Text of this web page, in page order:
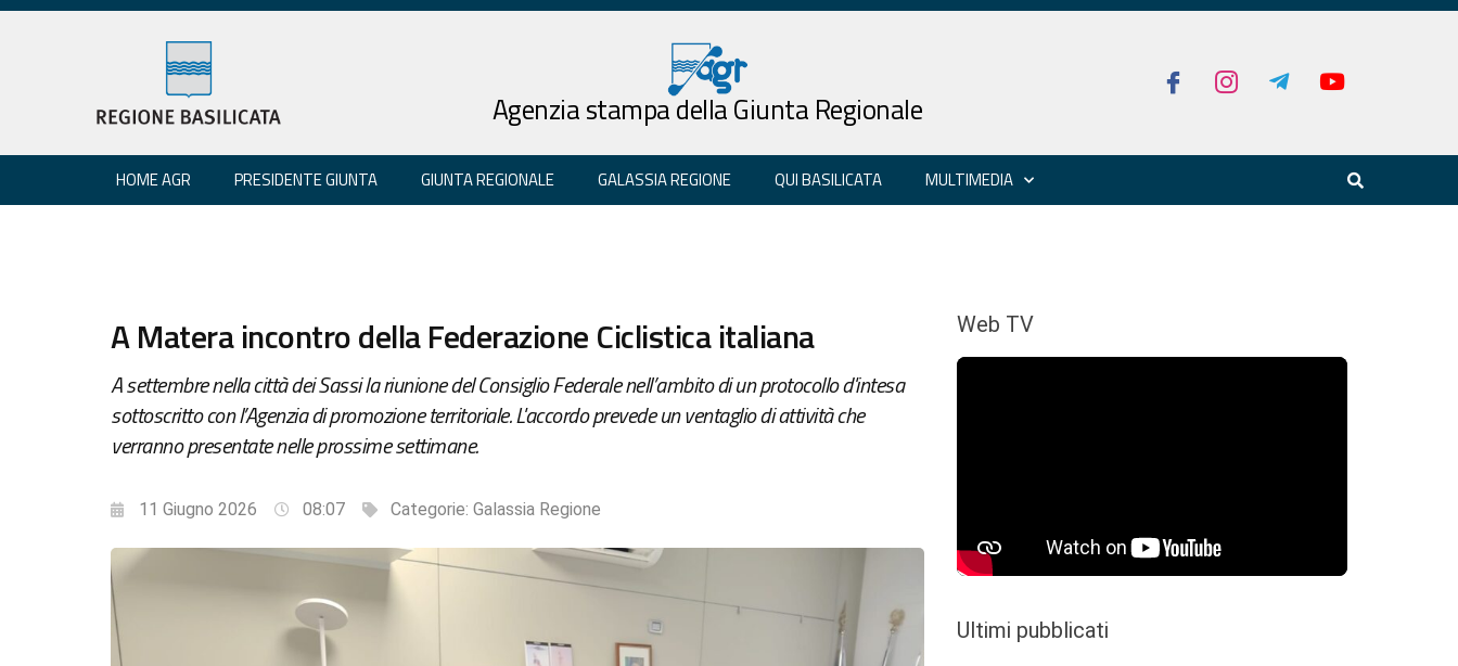
Agenzia stampa della Giunta Regionale
HOME AGR PRESIDENTE GIUNTA GIUNTA REGIONALE GALASSIA REGIONE QUI BASILICATA MULTIMEDIA
A Matera incontro della Federazione Ciclistica italiana
A settembre nella città dei Sassi la riunione del Consiglio Federale nell’ambito di un protocollo d'intesa
sottoscritto con l’Agenzia di promozione territoriale. L'accordo prevede un ventaglio di attività che
verranno presentate nelle prossime settimane.
11 Giugno 2026 08:07 Categorie: Galassia Regione
Web TV
Ultimi pubblicati